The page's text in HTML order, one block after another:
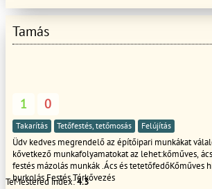
Tamás
1 0
Takarítás Tetőfestés, tetőmosás Felújítás
Üdv kedves megrendelő az építőipari munkákat
kővetkező munkafolyamatokat az lehet:kőműves,
festés mázolás munkák .Ács és tetetőfedőKőműves
burkolás Festés Térkővezés
TeMestered index:4.3